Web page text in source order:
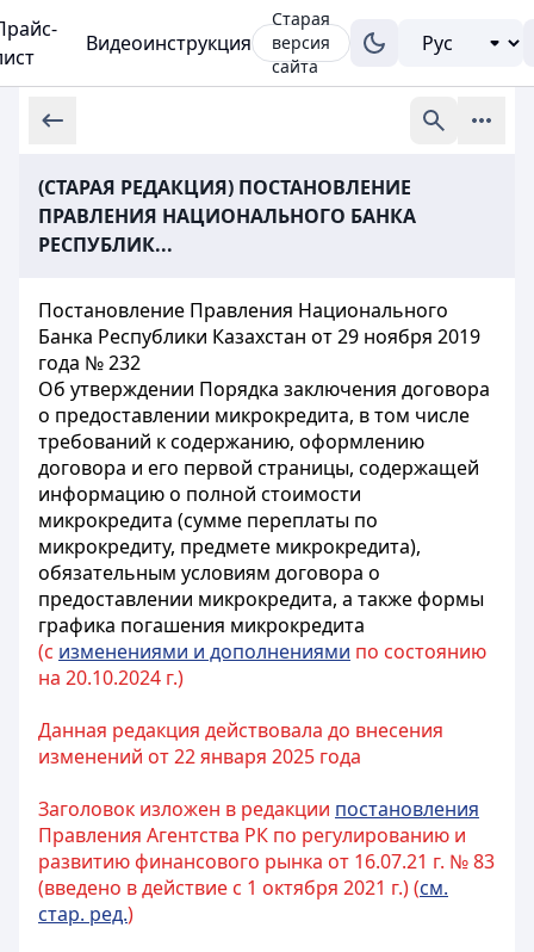
Видеоинструкция
Старая
версия
сайта
(СТАРАЯ РЕДАКЦИЯ) ПОСТАНОВЛЕНИЕ
ПРАВЛЕНИЯ НАЦИОНАЛЬНОГО БАНКА
РЕСПУБЛИК...
Постановление Правления Национального
Банка Республики Казахстан от 29 ноября 2019
года № 232
Об утверждении Порядка заключения договора
о предоставлении микрокредита, в том числе
требований к содержанию, оформлению
договора и его первой страницы, содержащей
информацию о полной стоимости
микрокредита (сумме переплаты по
микрокредиту, предмете микрокредита),
обязательным условиям договора о
предоставлении микрокредита, а также формы
графика погашения микрокредита
(с изменениями и дополнениями по состоянию
на 20.10.2024 г.)
Данная редакция действовала до внесения
изменений от 22 января 2025 года
Заголовок изложен в редакции постановления
Правления Агентства РК по регулированию и
развитию финансового рынка от 16.07.21 г. № 83
(введено в действие с 1 октября 2021 г.) (см.
стар. ред.)